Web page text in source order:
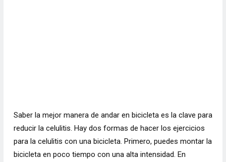
Saber la mejor manera de andar en bicicleta es la clave para
reducir la celulitis. Hay dos formas de hacer los ejercicios
para la celulitis con una bicicleta. Primero, puedes montar la
bicicleta en poco tiempo con una alta intensidad. En